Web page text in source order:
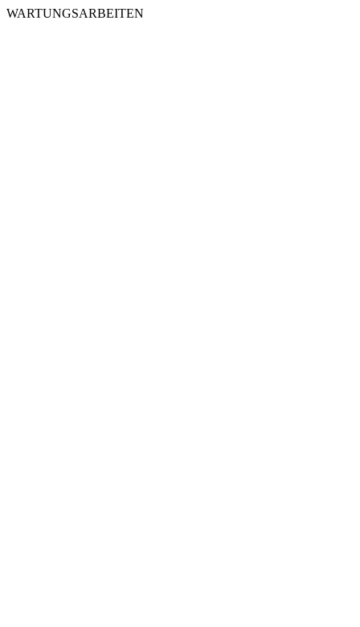
WARTUNGSARBEITEN